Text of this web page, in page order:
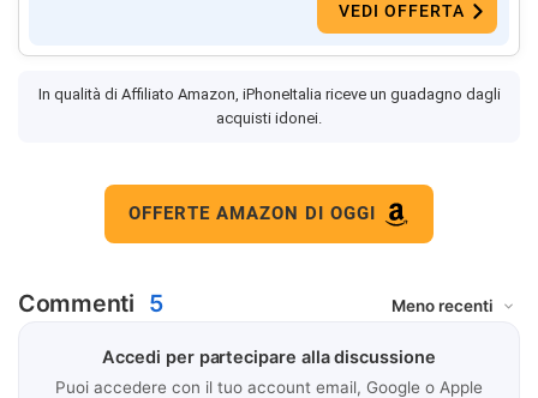
VEDI OFFERTA
In qualità di Affiliato Amazon, iPhoneItalia riceve un guadagno dagli
acquisti idonei.
OFFERTE AMAZON DI OGGI
Commenti 5
Accedi per partecipare alla discussione
Puoi accedere con il tuo account email, Google o Apple